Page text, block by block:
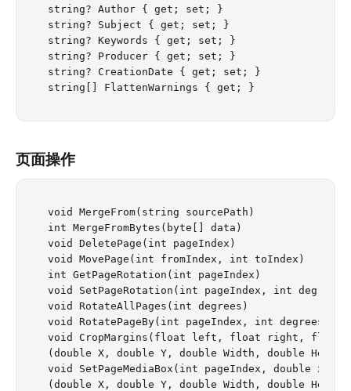
string? Author { get; set; }
string? Subject { get; set; }
string? Keywords { get; set; }
string? Producer { get; set; }
string? CreationDate { get; set; }
页面操作
void MergeFrom(string sourcePath)
int MergeFromBytes(byte[] data)
void DeletePage(int pageIndex)
void MovePage(int fromIndex, int toIndex)
int GetPageRotation(int pageIndex)
void SetPageRotation(int pageIndex, int degrees)
void RotateAllPages(int degrees)
void RotatePageBy(int pageIndex, int degrees)
void CropMargins(float left, float right, float
(double X, double Y, double Width, double
void SetPageMediaBox(int pageIndex, double x,
(double X, double Y, double Width, double